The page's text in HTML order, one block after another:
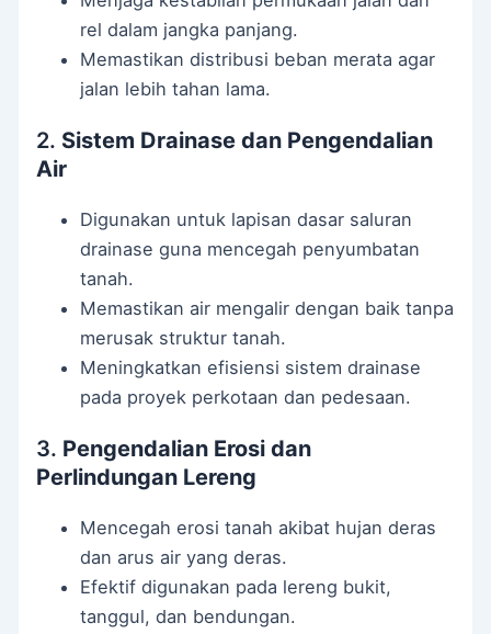
rel dalam jangka panjang.
Memastikan distribusi beban merata agar
jalan lebih tahan lama.
2. Sistem Drainase dan Pengendalian
Air
Digunakan untuk lapisan dasar saluran
drainase guna mencegah penyumbatan
tanah.
Memastikan air mengalir dengan baik tanpa
merusak struktur tanah.
Meningkatkan efisiensi sistem drainase
pada proyek perkotaan dan pedesaan.
3. Pengendalian Erosi dan
Perlindungan Lereng
Mencegah erosi tanah akibat hujan deras
dan arus air yang deras.
Efektif digunakan pada lereng bukit,
tanggul, dan bendungan.